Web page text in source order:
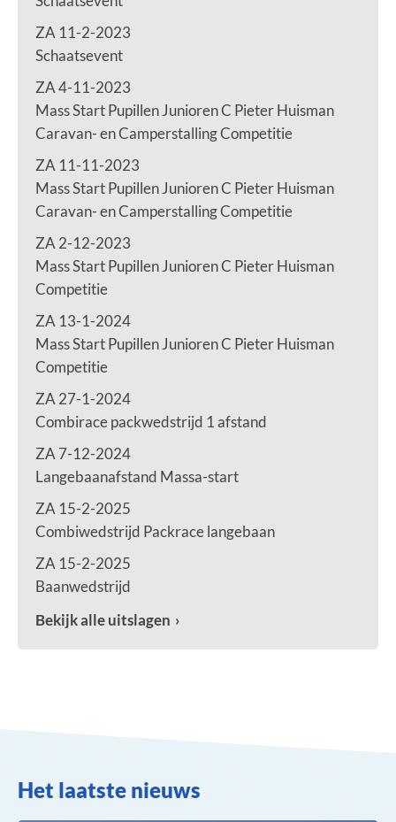
ZA 11-2-2023
Schaatsevent
ZA 4-11-2023
Mass Start Pupillen Junioren C Pieter Huisman
Caravan- en Camperstalling Competitie
ZA 11-11-2023
Mass Start Pupillen Junioren C Pieter Huisman
Caravan- en Camperstalling Competitie
ZA 2-12-2023
Mass Start Pupillen Junioren C Pieter Huisman
Competitie
ZA 13-1-2024
Mass Start Pupillen Junioren C Pieter Huisman
Competitie
ZA 27-1-2024
Combirace packwedstrijd 1 afstand
ZA 7-12-2024
Langebaanafstand Massa-start
ZA 15-2-2025
Combiwedstrijd Packrace langebaan
ZA 15-2-2025
Baanwedstrijd
Bekijk alle uitslagen
Het laatste nieuws